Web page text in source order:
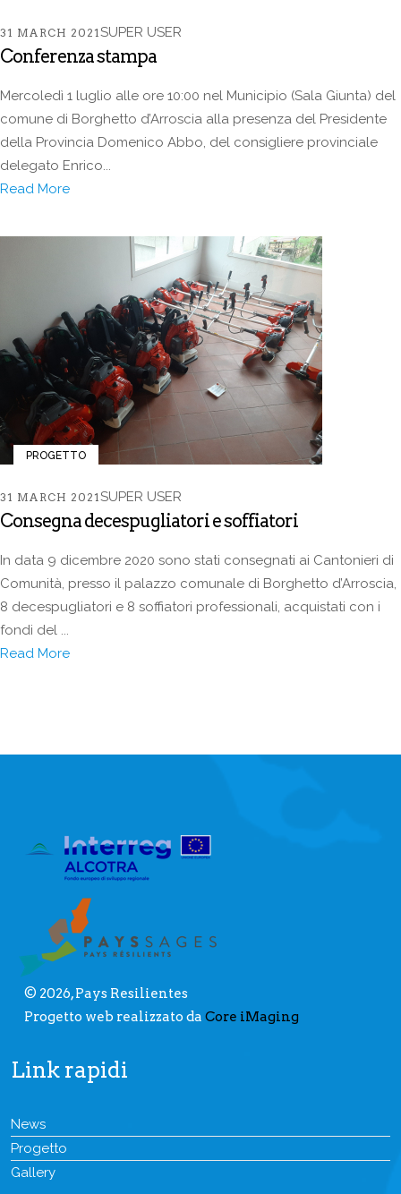
Conferenza stampa
31 MARCH 2021SUPER USER
Mercoledì 1 luglio alle ore 10:00 nel Municipio (Sala Giunta) del
comune di Borghetto d’Arroscia alla presenza del Presidente
della Provincia Domenico Abbo, del consigliere provinciale
delegato Enrico...
Read More
Consegna decespugliatori e soffiatori
31 MARCH 2021
PROGETTO
SUPER USER
In data 9 dicembre 2020 sono stati consegnati ai Cantonieri di
Comunità, presso il palazzo comunale di Borghetto d’Arroscia,
8 decespugliatori e 8 soffiatori professionali, acquistati con i
fondi del ...
Read More
© 2026, Pays Resilientes
Progetto web realizzato da Core iMaging
Link rapidi
News
Progetto
Gallery